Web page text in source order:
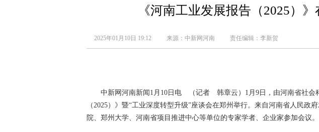
《河南工业发展报告（2025）
2025年01月10日 19:12 来源：中新网河南 责任编辑：李新贺
中新网河南新闻1月10日电 （记者 韩章云）1月9日，由河南省社会
（2025）》暨“工业深度转型升级”座谈会在郑州举行。来自河南省人民政
院、郑州大学、河南省项目推进中心等单位的专家学者、企业家参加会议。